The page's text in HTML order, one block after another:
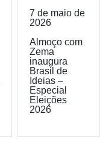
7 de maio de
2026
Almoço com
Zema
inaugura
Brasil de
Ideias –
Especial
Eleições
2026